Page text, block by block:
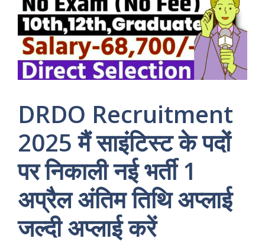
DRDO Recruitment
2025 मैं साइंटिस्ट के पदों
पर निकाली नई भर्ती 1
अप्रैल अंतिम तिथि अप्लाई
जल्दी अप्लाई करें